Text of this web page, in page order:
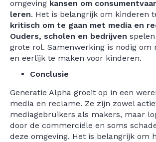
omgeving kansen om
leren. Het is belangrijk om kinderen
kritisch om te gaan met media en
Ouders, scholen en bedrijven
grote rol. Samenwerking is nodig om
en eerlijk te maken voor kinderen.
Conclusie
Generatie Alpha groeit op in een
media en reclame. Ze zijn zowel
mediagebruikers als makers, maar
door de commerciële en soms
deze omgeving. Het is belangrijk om